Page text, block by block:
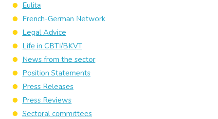
Eulita
French-German Network
Legal Advice
Life in CBTI/BKVT
News from the sector
Position Statements
Press Releases
Press Reviews
Sectoral committees